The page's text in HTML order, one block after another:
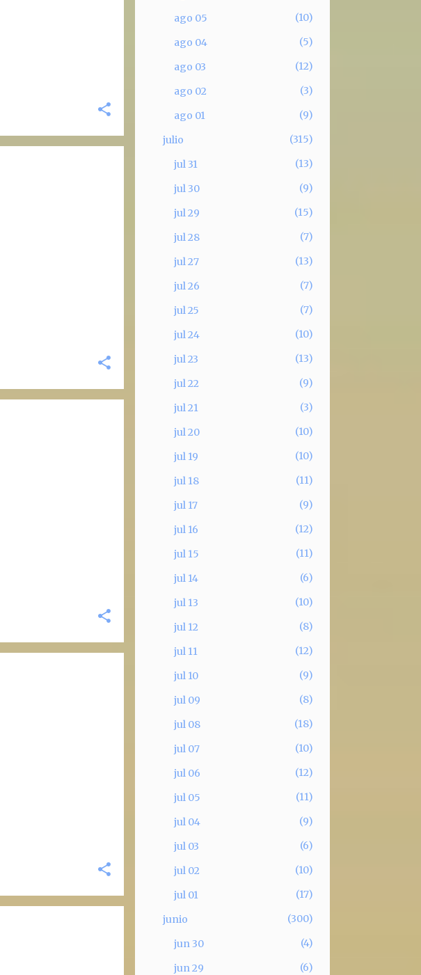
ago 05
10
ago 04
5
ago 03
12
ago 02
3
ago 01
9
julio
315
jul 31
13
jul 30
9
jul 29
15
jul 28
7
jul 27
13
jul 26
7
jul 25
7
jul 24
10
jul 23
13
jul 22
9
jul 21
3
jul 20
10
jul 19
10
jul 18
11
jul 17
9
jul 16
12
jul 15
11
jul 14
6
jul 13
10
jul 12
8
jul 11
12
jul 10
9
jul 09
8
jul 08
18
jul 07
10
jul 06
12
jul 05
11
jul 04
9
jul 03
6
jul 02
10
jul 01
17
junio
300
jun 30
4
jun 29
6